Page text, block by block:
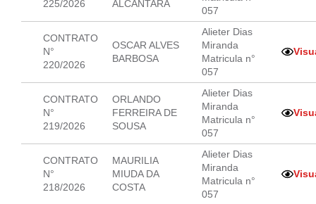
225/2026
ALCANTARA
057
CONTRATO
N°
220/2026
OSCAR ALVES
BARBOSA
Alieter Dias
Miranda
Matricula n°
057
CONTRATO
N°
219/2026
ORLANDO
FERREIRA DE
SOUSA
Alieter Dias
Miranda
Matricula n°
057
CONTRATO
N°
218/2026
MAURILIA
MIUDA DA
COSTA
Alieter Dias
Miranda
Matricula n°
057